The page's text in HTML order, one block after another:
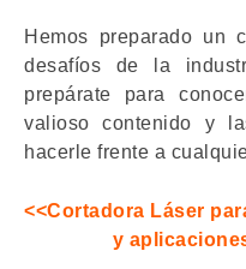
Hemos preparado un
desafíos de la
prepárate para
valioso contenido y
hacerle frente a
<<Cortadora Láser
y